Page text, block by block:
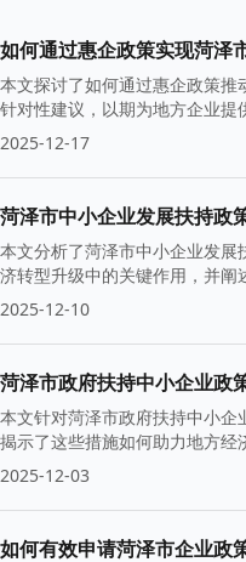
如何通过惠企政策实现菏泽
本文探讨了如何通过惠企政策
针对性建议，以期为地方企业
2025-12-17
菏泽市中小企业发展扶持政
本文分析了菏泽市中小企业发
济转型升级中的关键作用，并
2025-12-10
菏泽市政府扶持中小企业政
本文针对菏泽市政府扶持中小
揭示了这些措施如何助力地方
2025-12-03
如何有效申请菏泽市企业政